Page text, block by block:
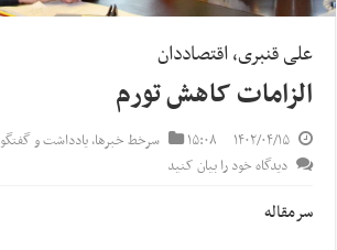
علی قنبری، اقتصاددان
الزامات کاهش تورم
۱۴۰۲/۰۴/۱۵ ۱۵:۰۸ سرخط خبرها,یادداشت و گفتگو
دیدگاه خود را بیان کنید
سرمقاله